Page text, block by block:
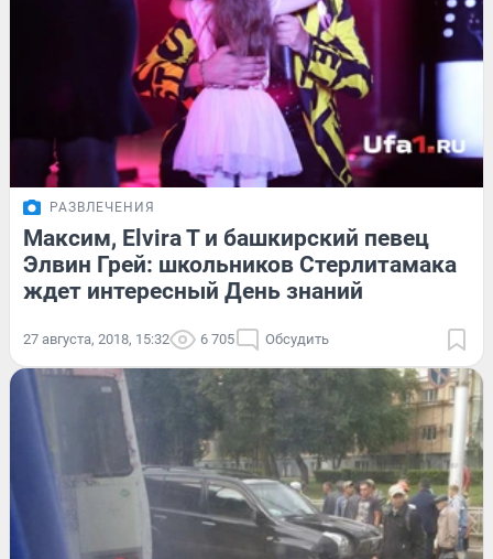
РАЗВЛЕЧЕНИЯ
Максим, Elvira T и башкирский певец
Элвин Грей: школьников Стерлитамака
ждет интересный День знаний
27 августа, 2018, 15:32 6 705 Обсудить